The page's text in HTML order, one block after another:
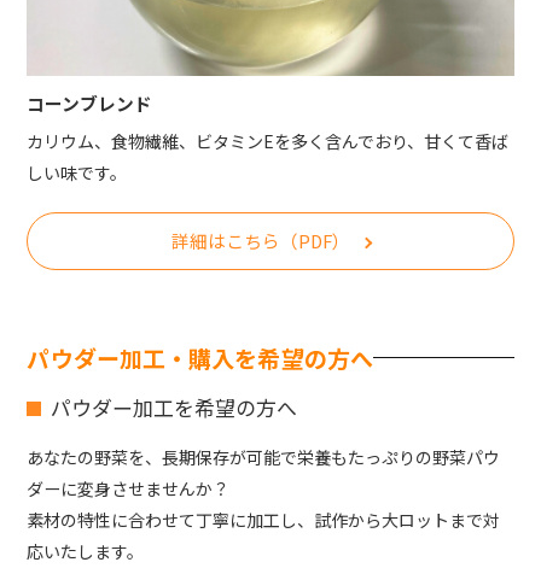
コーンブレンド
カリウム、食物繊維、ビタミンEを多く含んでおり、甘くて香ば
しい味です。
詳細はこちら（PDF）
パウダー加工・購入を希望の方へ
パウダー加工を希望の方へ
あなたの野菜を、長期保存が可能で栄養もたっぷりの野菜パウ
ダーに変身させませんか？
素材の特性に合わせて丁寧に加工し、試作から大ロットまで対
応いたします。